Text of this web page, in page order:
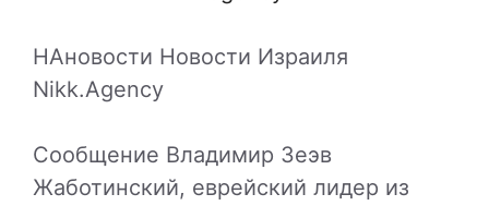
НАновости Новости Израиля
Nikk.Agency
Сообщение Владимир Зеэв
Жаботинский, еврейский лидер из